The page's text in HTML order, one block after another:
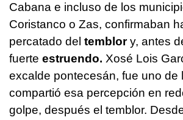
Cabana e incluso de los
Coristanco o Zas, confirmaban
percatado del temblory, antes
fuerte estruendo. Xosé Lois
excalde pontecesán, fue uno de
compartió esa percepción en
golpe, después el temblor.